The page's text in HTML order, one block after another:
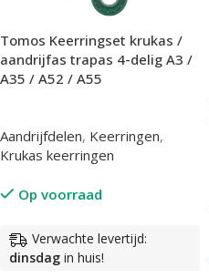
Tomos Keerringset krukas /
aandrijfas trapas 4-delig A3 /
A35 / A52 / A55
Aandrijfdelen, Keerringen,
Krukas keerringen
Op voorraad
Verwachte levertijd:
dinsdag in huis!